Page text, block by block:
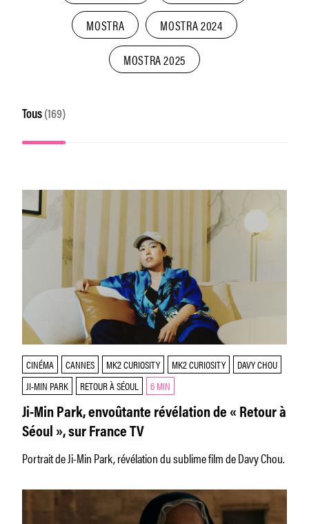
MOSTRA
MOSTRA 2024
MOSTRA 2025
Tous (169)
CINÉMA CANNES MK2 CURIOSITY MK2 CURIOSITY
DAVY CHOU
JI-MIN PARK
RETOUR À SÉOUL 6 MIN
Ji-Min Park, envoûtante révélation de « Retour à
Séoul », sur France TV
Portrait de Ji-Min Park, révélation du sublime film de Davy Chou.